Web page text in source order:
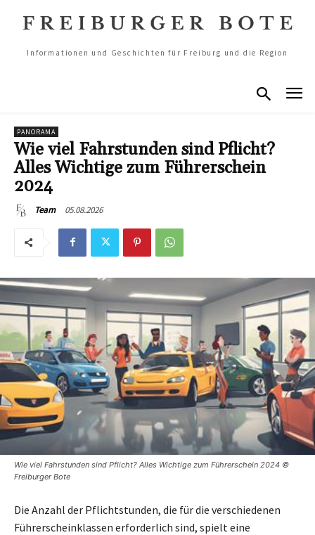
Informationen und Geschichten für Freiburg und die Region
PANORAMA
Wie viel Fahrstunden sind Pflicht?
Alles Wichtige zum Führerschein
2024
Team 05.08.2026
Wie viel Fahrstunden sind Pflicht? Alles Wichtige zum Führerschein 2024 ©
Freiburger Bote
Die Anzahl der Pflichtstunden, die für die verschiedenen
Führerscheinklassen erforderlich sind, spielt eine